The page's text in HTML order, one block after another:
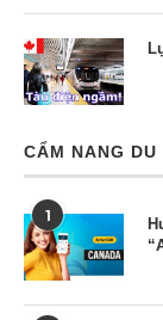
CẨM NANG DU
1